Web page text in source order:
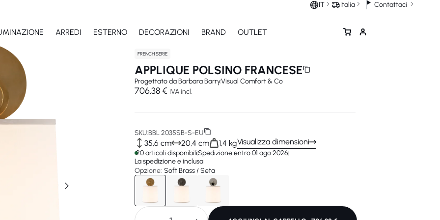
IT Italia Contattaci
ARREDI ESTERNO DECORAZIONI BRAND OUTLET
FRENCH SERIE
APPLIQUE POLSINO FRANCESE
Progettato daBarbara BarryVisual Comfort & Co
706.38 € IVA incl.
SKU:BBL 2035SB-S-EU
35,6 cm 20,4 cm 1,4 kgVisualizza dimensioni
20 articoli disponibiliSpedizione entro 01 ago 2026
La spedizione è inclusa
Opzione: Soft Brass / Seta